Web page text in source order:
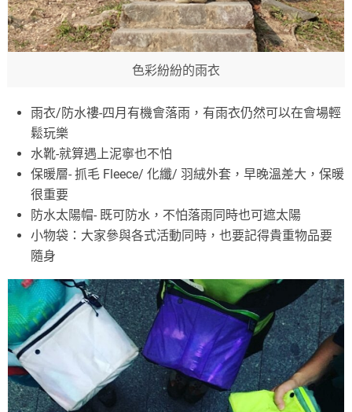
色彩紛紛的雨衣
雨衣/防水䄛-四月有機會落雨，有雨衣仍然可以在會場輕
鬆玩樂
水靴-就算遇上泥寧也不怕
保暖層- 抓毛 Fleece/ 化纖/ 羽絨外套，早晚溫差大，保暖
很重要
防水太陽帽- 既可防水，不怕落雨同時也可遮太陽
小物袋：大家參與各式活動同時，也要記得貴重物品要
隨身